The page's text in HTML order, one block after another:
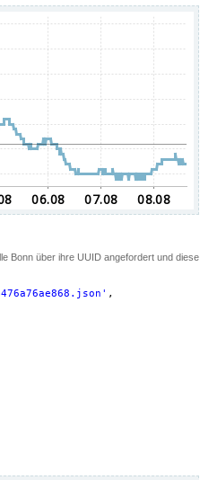
Bonn über ihre UUID angefordert und diese
' ,